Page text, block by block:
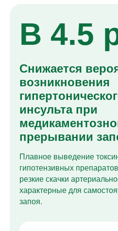
В 4.5
Снижается
возникновения
инсульта при
прерывании
Плавное выведение
гипотензивных
резкие скачки
характерные для
запоя.